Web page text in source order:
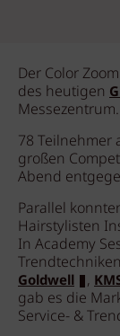
Der Color
des heutigen
Messezentrum.
78 Teilnehmer
großen
Abend
Parallel
Hairstylisten
In Academy
Goldwell ,
gab es die
Service- &